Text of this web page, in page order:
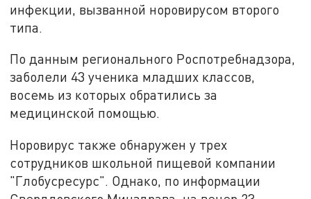
инфекции, вызванной норовирусом второго
типа.
По данным регионального Роспотребнадзора,
заболели 43 ученика младших классов,
восемь из которых обратились за
медицинской помощью.
Норовирус также обнаружен у трех
сотрудников школьной пищевой компании
"Глобусресурс". Однако, по информации